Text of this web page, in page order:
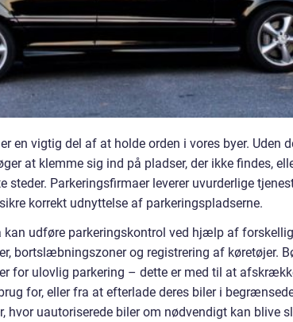
en vigtig del af at holde orden i vores byer. Uden
at klemme sig ind på pladser, der ikke findes,
steder. Parkeringsfirmaer leverer uvurderlige
korrekt udnyttelse af parkeringspladserne.
kan udføre parkeringskontrol ved hjælp af
bortslæbningszoner og registrering af køretøjer.
for ulovlig parkering – dette er med til at
for, eller fra at efterlade deres biler i
hvor uautoriserede biler om nødvendigt kan